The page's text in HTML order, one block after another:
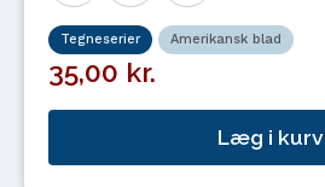
Tegneserier Amerikansk blad
35,00 kr.
Læg i kurv